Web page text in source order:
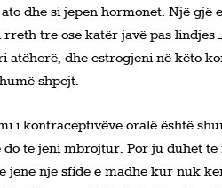
dhe si jepen hormonet. Një gjë
tre ose katër javë pas
atëherë, dhe estrogjeni në këto
shpejt.
i kontraceptivëve oralë është
të jeni mbrojtur. Por ju duhet
jenë një sfidë e madhe kur nuk